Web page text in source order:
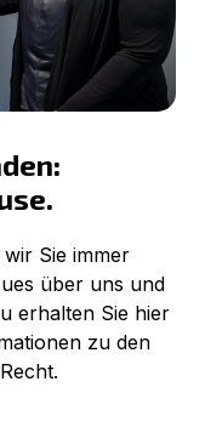
Sie immer
über uns und
erhalten Sie hier
zu den